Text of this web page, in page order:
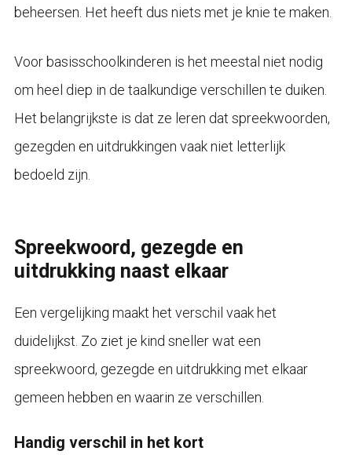
beheersen. Het heeft dus niets met je knie te maken.
Voor basisschoolkinderen is het meestal niet nodig
om heel diep in de taalkundige verschillen te duiken.
Het belangrijkste is dat ze leren dat spreekwoorden,
gezegden en uitdrukkingen vaak niet letterlijk
bedoeld zijn.
Spreekwoord, gezegde en
uitdrukking naast elkaar
Een vergelijking maakt het verschil vaak het
duidelijkst. Zo ziet je kind sneller wat een
spreekwoord, gezegde en uitdrukking met elkaar
gemeen hebben en waarin ze verschillen.
Handig verschil in het kort